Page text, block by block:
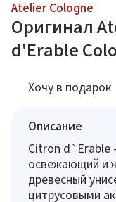
Atelier Cologne
Оригинал
d'Erable
Хочу в подарок
Описание
Citron d`Erable
освежающий и
древесный
цитрусовыми